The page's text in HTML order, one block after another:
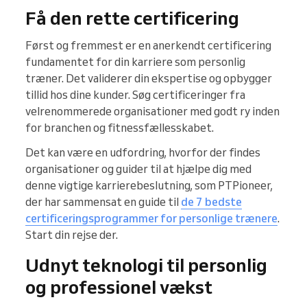
Få den rette certificering
Først og fremmest er en anerkendt certificering
fundamentet for din karriere som personlig
træner. Det validerer din ekspertise og opbygger
tillid hos dine kunder. Søg certificeringer fra
velrenommerede organisationer med godt ry inden
for branchen og fitnessfællesskabet.
Det kan være en udfordring, hvorfor der findes
organisationer og guider til at hjælpe dig med
denne vigtige karrierebeslutning, som PTPioneer,
der har sammensat en guide til de 7 bedste
certificeringsprogrammer for personlige trænere.
Start din rejse der.
Udnyt teknologi til personlig
og professionel vækst